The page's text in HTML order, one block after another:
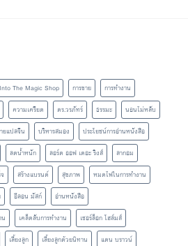
Into The Magic Shop การขาย
การทำงาน
ความเครียด ดร.วรภัทร์ ธรรมะ
นอนไม่หลับ
ยแปลจีน บริหารสมอง
ประโยชน์การอ่านหนังสือ
ลดน้ำหนัก ลอร์ด ออฟ เดอะ ริงส์
ลากอม
สร้างแบรนด์ สุขภาพ
หมดไฟในการทำงาน
อีลอน มัสก์
อ่านหนังสือ
เคล็ดลับการทำงาน
เชอร์ล็อก โฮล์มส์
เลี้ยงลูก เลี้ยงลูกด้วยนิทาน
แดน บราวน์